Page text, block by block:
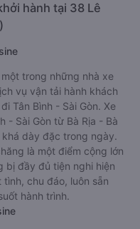
hành tại 38 Lê
trong những nhà xe
vụ vận tải hành khách
Tân Bình - Sài Gòn. Xe
- Sài Gòn từ Bà Rịa - Bà
dày đặc trong ngày.
là một điểm cộng lớn
bị đầy đủ tiện nghi hiện
chu đáo, luôn sẵn
hành trình.